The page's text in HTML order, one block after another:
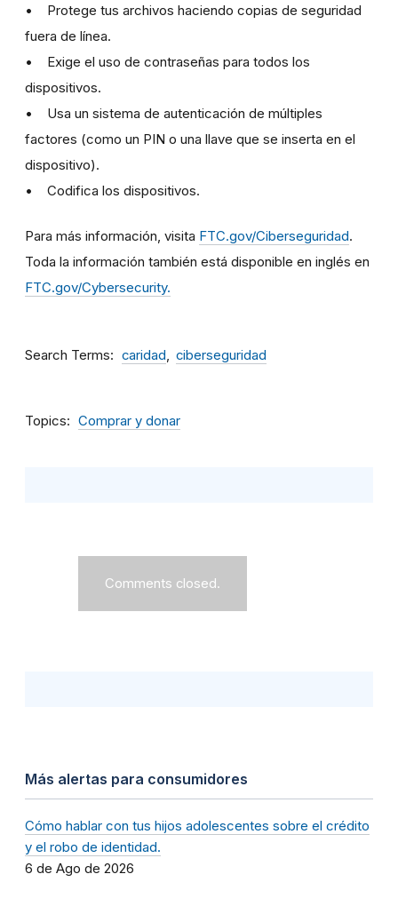
• Protege tus archivos haciendo copias de seguridad
fuera de línea.
• Exige el uso de contraseñas para todos los
dispositivos.
• Usa un sistema de autenticación de múltiples
factores (como un PIN o una llave que se inserta en el
dispositivo).
• Codifica los dispositivos.
Para más información, visita FTC.gov/Ciberseguridad.
Toda la información también está disponible en inglés en
FTC.gov/Cybersecurity.
Search Terms caridad ciberseguridad
Topics Comprar y donar
Comments closed.
Más alertas para consumidores
Cómo hablar con tus hijos adolescentes sobre el crédito
y el robo de identidad.
6 de Ago de 2026